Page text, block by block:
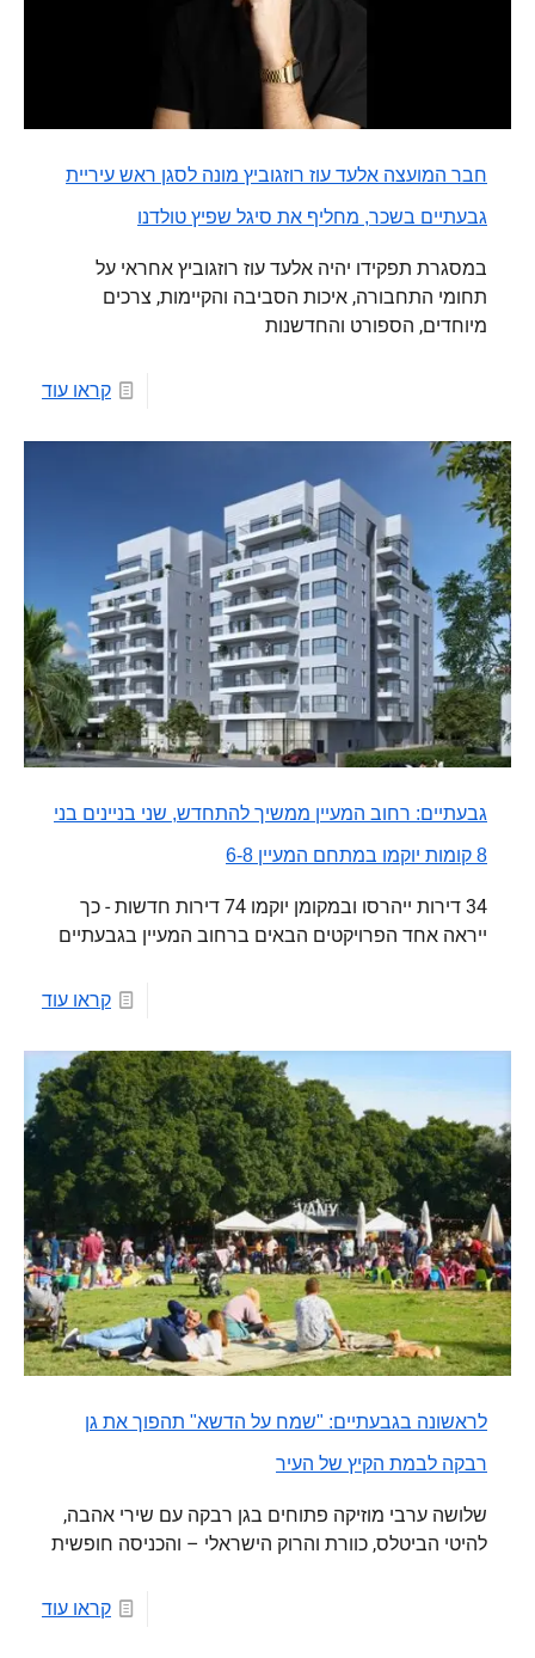
חבר המועצה אלעד עוז רוזגוביץ מונה לסגן ראש עיריית
גבעתיים בשכר, מחליף את סיגל שפיץ טולדנו
במסגרת תפקידו יהיה אלעד עוז רוזגוביץ אחראי על
תחומי התחבורה, איכות הסביבה והקיימות, צרכים
מיוחדים, הספורט והחדשנות
קראו עוד
גבעתיים: רחוב המעיין ממשיך להתחדש, שני בניינים בני
8 קומות יוקמו במתחם המעיין 6-8
34 דירות ייהרסו ובמקומן יוקמו 74 דירות חדשות - כך
ייראה אחד הפרויקטים הבאים ברחוב המעיין בגבעתיים
קראו עוד
לראשונה בגבעתיים: "שמח על הדשא" תהפוך את גן
רבקה לבמת הקיץ של העיר
שלושה ערבי מוזיקה פתוחים בגן רבקה עם שירי אהבה,
להיטי הביטלס, כוורת והרוק הישראלי – והכניסה חופשית
קראו עוד